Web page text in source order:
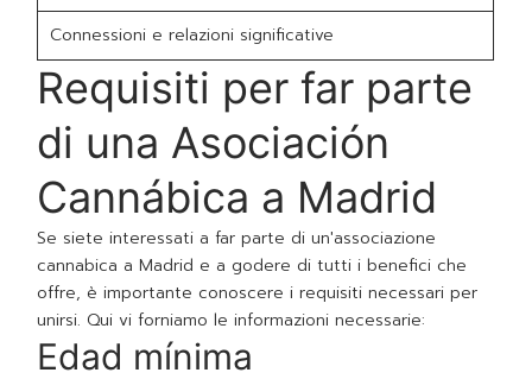
Connessioni e relazioni significative
Requisiti per far parte
di una Asociación
Cannábica a Madrid
Se siete interessati a far parte di un'associazione
cannabica a Madrid e a godere di tutti i benefici che
offre, è importante conoscere i requisiti necessari per
unirsi. Qui vi forniamo le informazioni necessarie:
Edad mínima